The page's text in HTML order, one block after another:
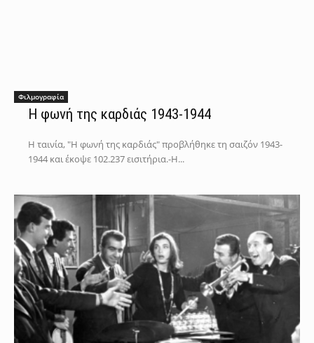
Φιλμογραφία
Η φωνή της καρδιάς 1943-1944
Η ταινία, "Η φωνή της καρδιάς" προβλήθηκε τη σαιζόν 1943-
1944 και έκοψε 102.237 εισιτήρια.-Η...